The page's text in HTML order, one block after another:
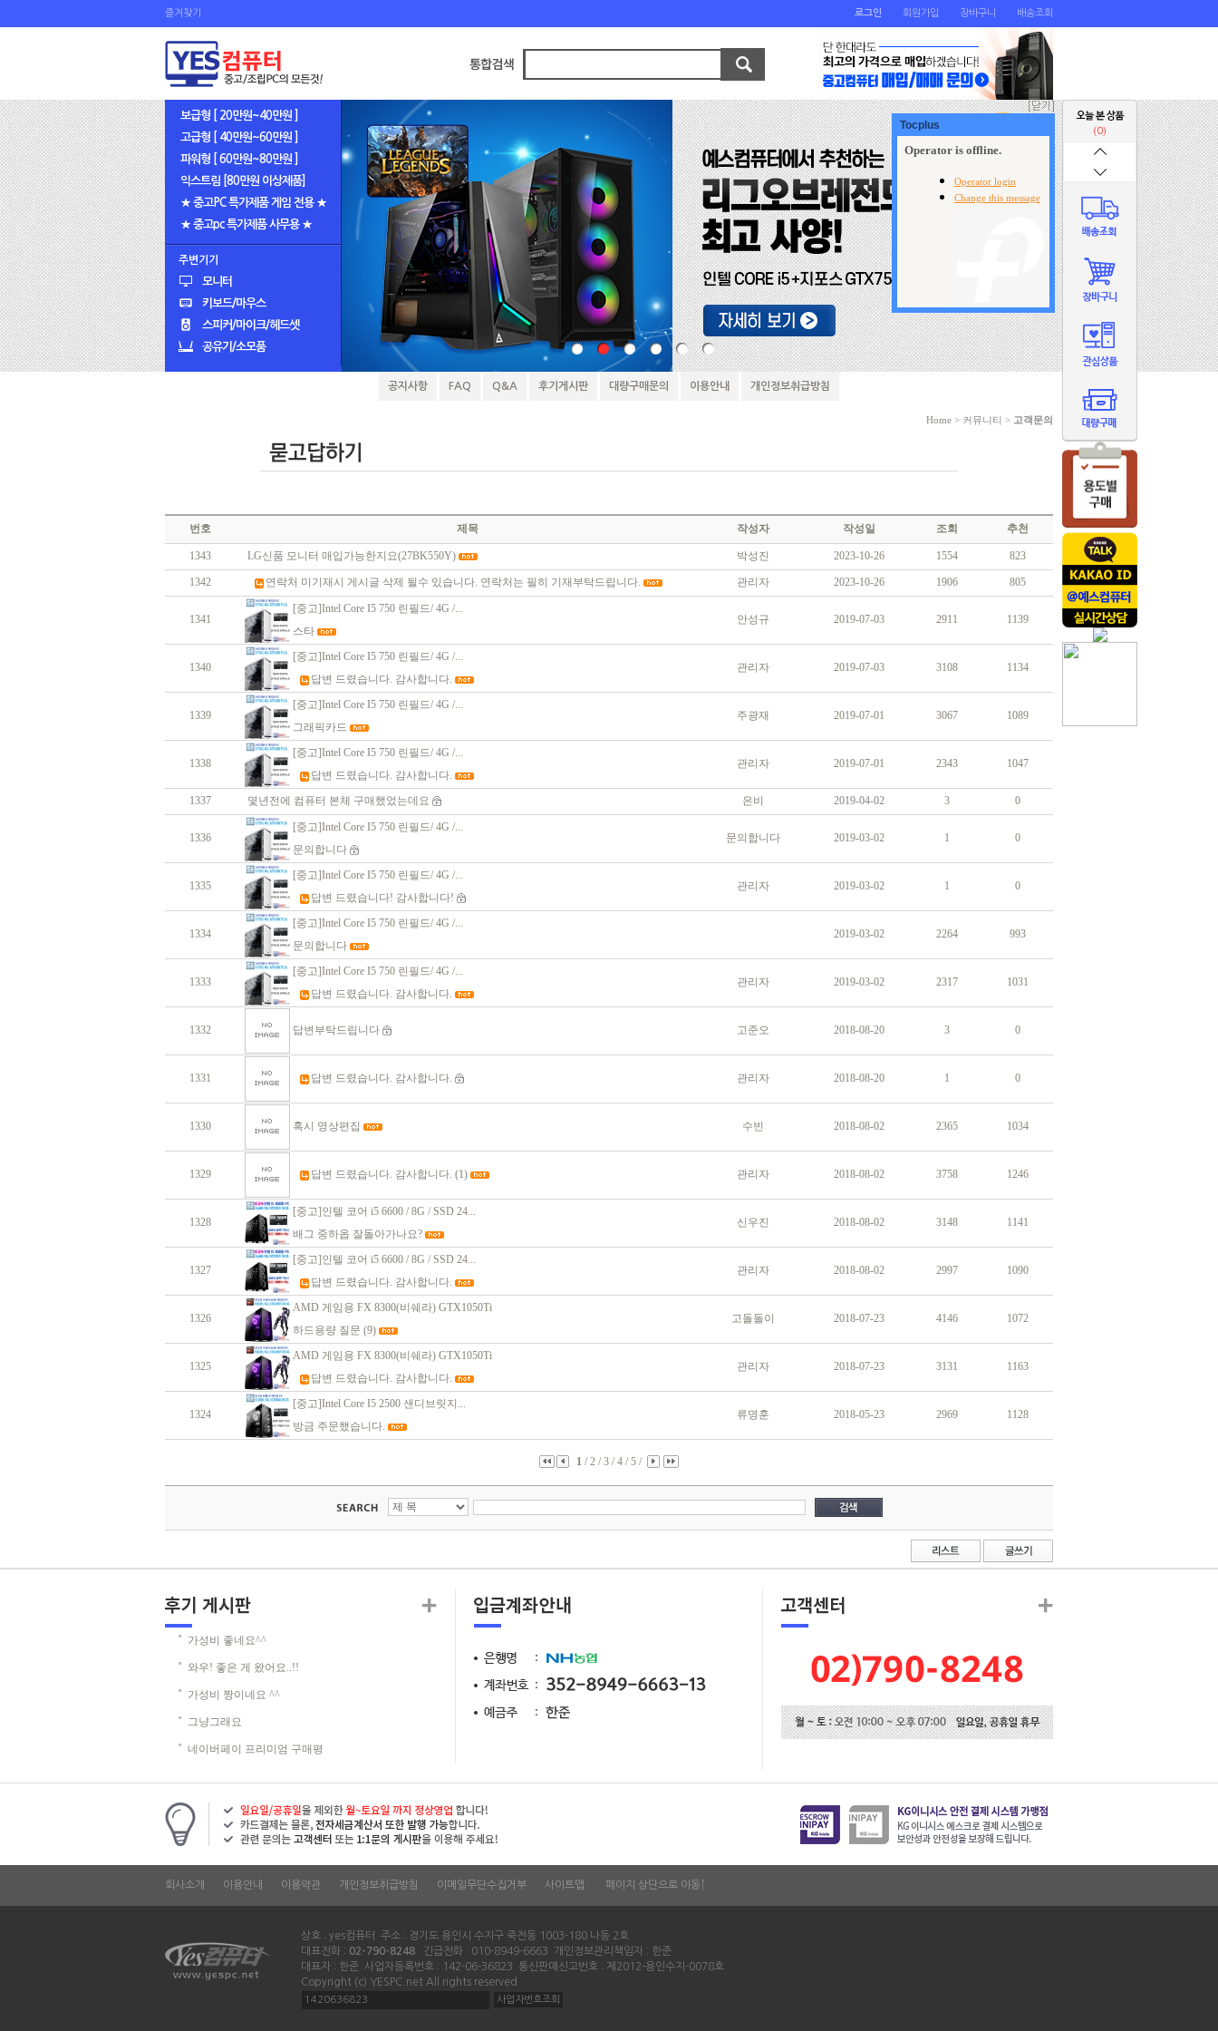
즐겨찾기 로그인 회원가입 장바구니 배송조회
보급형 [ 20만원~40만원 ]
고급형 [ 40만원~60만원 ]
파워형 [ 60만원~80만원 ]
익스트림 [80만원 이상제품]
★ 중고PC 특가제품 게임 전용 ★
★ 중고pc 특가제품 사무용 ★
주변기기
모니터
키보드/마우스
스피커/마이크/헤드셋
공유기/소모품
공지사항 FAQ Q&A 후기게시판 대량구매문의 이용안내 개인정보취급방침
Home > 커뮤니티 > 고객문의
번호 제목 작성자 작성일 조회 추천
1343 LG신품 모니터 매입가능한지요(27BK550Y) 박성진 2023-10-26 1554 823
1342 연락처 미기재시 게시글 삭제 될수 있습니다. 연락처는 필히 기재부탁드립니다. 관리자 2023-10-26 1906 805
1341
[중고]Intel Core I5 750 린필드/ 4G /...
스타
안성규 2019-07-03 2911 1139
1340
[중고]Intel Core I5 750 린필드/ 4G /...
답변 드렸습니다. 감사합니다.
관리자 2019-07-03 3108 1134
1339
[중고]Intel Core I5 750 린필드/ 4G /...
그래픽카드
주광재 2019-07-01 3067 1089
1338
[중고]Intel Core I5 750 린필드/ 4G /...
답변 드렸습니다. 감사합니다.
관리자 2019-07-01 2343 1047
1337 몇년전에 컴퓨터 본체 구매했었는데요 은비 2019-04-02 3 0
1336
[중고]Intel Core I5 750 린필드/ 4G /...
문의합니다
문의합니다 2019-03-02 1 0
1335
[중고]Intel Core I5 750 린필드/ 4G /...
답변 드렸습니다! 감사합니다!
관리자 2019-03-02 1 0
1334
[중고]Intel Core I5 750 린필드/ 4G /...
문의합니다
2019-03-02 2264 993
1333
[중고]Intel Core I5 750 린필드/ 4G /...
답변 드렸습니다. 감사합니다.
관리자 2019-03-02 2317 1031
1332 답변부탁드립니다 고준오 2018-08-20 3 0
1331 답변 드렸습니다. 감사합니다. 관리자 2018-08-20 1 0
1330 혹시 영상편집 수빈 2018-08-02 2365 1034
1329 답변 드렸습니다. 감사합니다. (1) 관리자 2018-08-02 3758 1246
1328
[중고]인텔 코어 i5 6600 / 8G / SSD 24...
배그 중하옵 잘돌아가나요?
신우진 2018-08-02 3148 1141
1327
[중고]인텔 코어 i5 6600 / 8G / SSD 24...
답변 드렸습니다. 감사합니다.
관리자 2018-08-02 2997 1090
1326
AMD 게임용 FX 8300(비쉐라) GTX1050Ti
하드용량 질문 (9)
고돌돌이 2018-07-23 4146 1072
1325
AMD 게임용 FX 8300(비쉐라) GTX1050Ti
답변 드렸습니다. 감사합니다.
관리자 2018-07-23 3131 1163
1324
[중고]Intel Core I5 2500 샌디브릿지...
방금 주문했습니다.
류명훈 2018-05-23 2969 1128
1 /2 /3 /4 /5 /
가성비 좋네요^^
와우! 좋은 게 왔어요..!!
가성비 짱이네요 ^^
그냥그래요
네이버페이 프리미엄 구매평
회사소개 이용안내 이용약관 개인정보취급방침 이메일무단수집거부 사이트맵 페이지 상단으로 이동↑
상호 : yes컴퓨터 주소 : 경기도 용인시 수지구 죽전동 1003-180 나동 2호
대표전화 : 02-790-8248
긴급전화 : 010-8949-6663 개인정보관리책임자 : 한준
대표자 : 한준 사업자등록번호 : 142-06-36823 통신판매신고번호 : 제2012-용인수지-0078호
Copyright (c) YESPC.net All rights reserved
(0)
[닫기]